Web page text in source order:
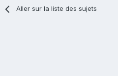
Aller sur la liste des sujets